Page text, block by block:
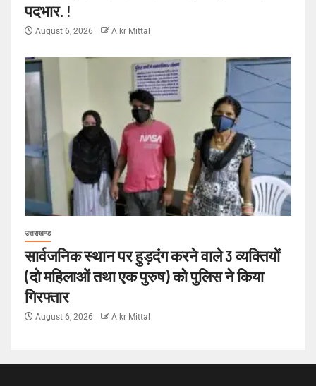
पदभार. !
August 6, 2026 A kr Mittal
उत्तराखण्ड
सार्वजनिक स्थान पर हुड़दंग करने वाले 3 व्यक्तियों
(दो महिलाओं तथा एक पुरुष) को पुलिस ने किया
गिरफ्तार
August 6, 2026 A kr Mittal